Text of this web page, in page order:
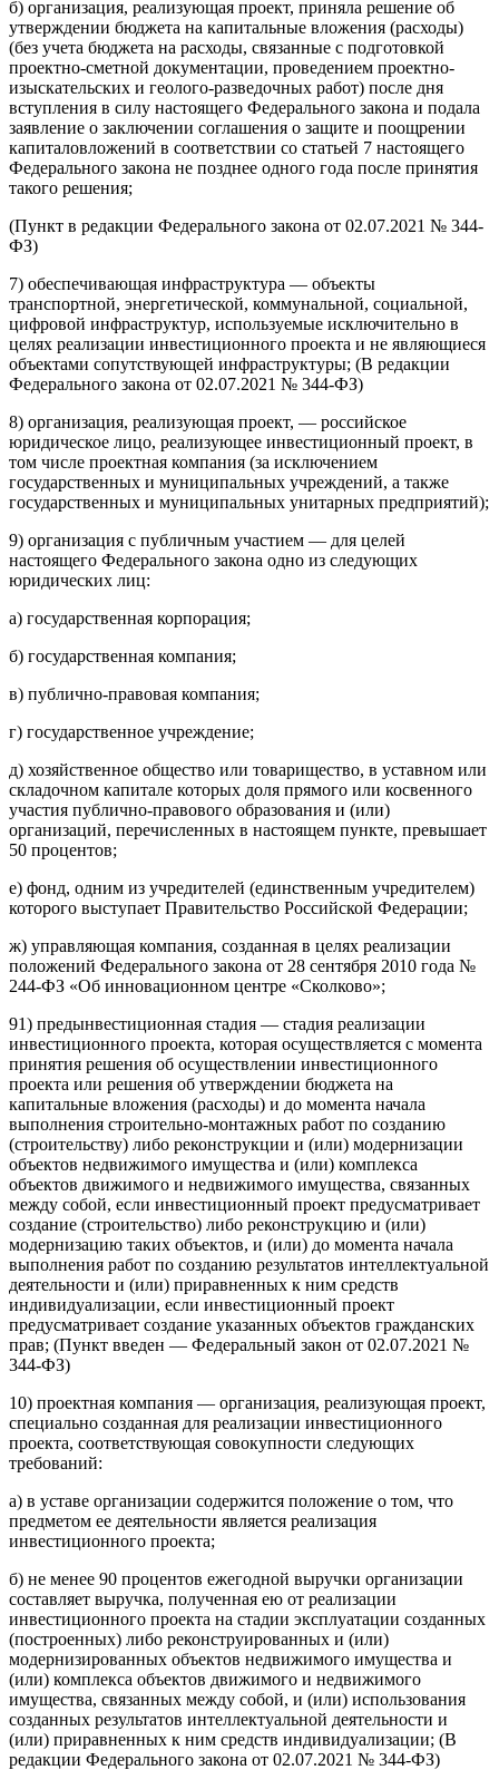
б) организация, реализующая проект, приняла решение об
утверждении бюджета на капитальные вложения (расходы)
(без учета бюджета на расходы, связанные с подготовкой
проектно-сметной документации, проведением проектно-
изыскательских и геолого-разведочных работ) после дня
вступления в силу настоящего Федерального закона и подала
заявление о заключении соглашения о защите и поощрении
капиталовложений в соответствии со статьей 7 настоящего
Федерального закона не позднее одного года после принятия
такого решения;
(Пункт в редакции Федерального закона от 02.07.2021 № 344-
ФЗ)
7) обеспечивающая инфраструктура — объекты
транспортной, энергетической, коммунальной, социальной,
цифровой инфраструктур, используемые исключительно в
целях реализации инвестиционного проекта и не являющиеся
объектами сопутствующей инфраструктуры; (В редакции
Федерального закона от 02.07.2021 № 344-ФЗ)
8) организация, реализующая проект, — российское
юридическое лицо, реализующее инвестиционный проект, в
том числе проектная компания (за исключением
государственных и муниципальных учреждений, а также
государственных и муниципальных унитарных предприятий);
9) организация с публичным участием — для целей
настоящего Федерального закона одно из следующих
юридических лиц:
а) государственная корпорация;
б) государственная компания;
в) публично-правовая компания;
г) государственное учреждение;
д) хозяйственное общество или товарищество, в уставном или
складочном капитале которых доля прямого или косвенного
участия публично-правового образования и (или)
организаций, перечисленных в настоящем пункте, превышает
50 процентов;
е) фонд, одним из учредителей (единственным учредителем)
которого выступает Правительство Российской Федерации;
ж) управляющая компания, созданная в целях реализации
положений Федерального закона от 28 сентября 2010 года №
244-ФЗ «Об инновационном центре «Сколково»;
91) предынвестиционная стадия — стадия реализации
инвестиционного проекта, которая осуществляется с момента
принятия решения об осуществлении инвестиционного
проекта или решения об утверждении бюджета на
капитальные вложения (расходы) и до момента начала
выполнения строительно-монтажных работ по созданию
(строительству) либо реконструкции и (или) модернизации
объектов недвижимого имущества и (или) комплекса
объектов движимого и недвижимого имущества, связанных
между собой, если инвестиционный проект предусматривает
создание (строительство) либо реконструкцию и (или)
модернизацию таких объектов, и (или) до момента начала
выполнения работ по созданию результатов интеллектуальной
деятельности и (или) приравненных к ним средств
индивидуализации, если инвестиционный проект
предусматривает создание указанных объектов гражданских
прав; (Пункт введен — Федеральный закон от 02.07.2021 №
344-ФЗ)
10) проектная компания — организация, реализующая проект,
специально созданная для реализации инвестиционного
проекта, соответствующая совокупности следующих
требований:
а) в уставе организации содержится положение о том, что
предметом ее деятельности является реализация
инвестиционного проекта;
б) не менее 90 процентов ежегодной выручки организации
составляет выручка, полученная ею от реализации
инвестиционного проекта на стадии эксплуатации созданных
(построенных) либо реконструированных и (или)
модернизированных объектов недвижимого имущества и
(или) комплекса объектов движимого и недвижимого
имущества, связанных между собой, и (или) использования
созданных результатов интеллектуальной деятельности и
(или) приравненных к ним средств индивидуализации; (В
редакции Федерального закона от 02.07.2021 № 344-ФЗ)